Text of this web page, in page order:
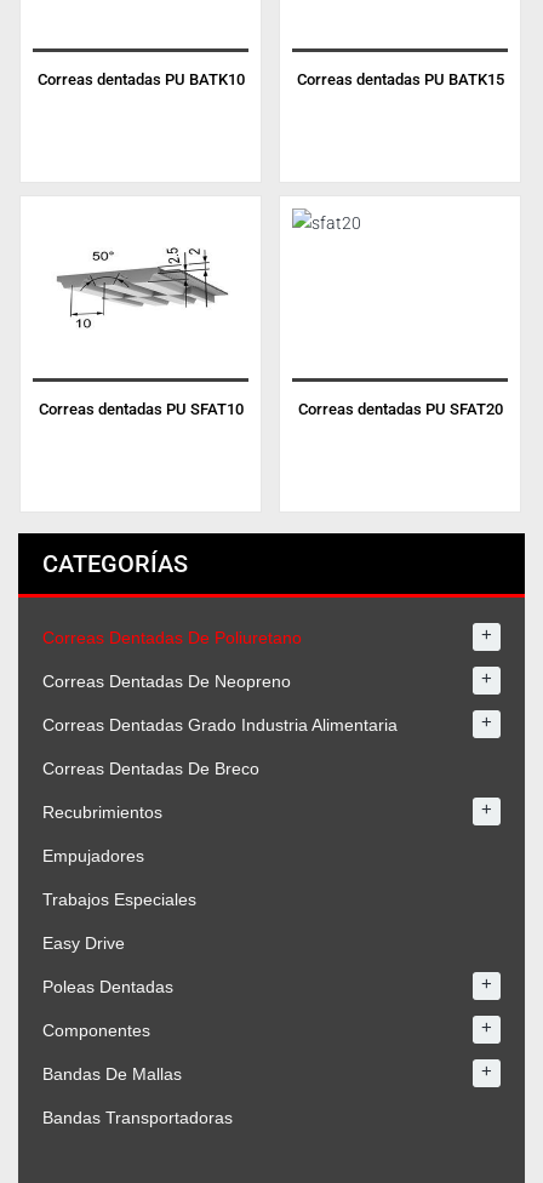
Correas dentadas PU BATK10 Correas dentadas PU BATK15
Correas dentadas PU SFAT10 Correas dentadas PU SFAT20
CATEGORÍAS
Correas Dentadas De Poliuretano +
Correas Dentadas De Neopreno +
Correas Dentadas Grado Industria Alimentaria +
Correas Dentadas De Breco
Recubrimientos +
Empujadores
Trabajos Especiales
Easy Drive
Poleas Dentadas +
Componentes +
Bandas De Mallas +
Bandas Transportadoras